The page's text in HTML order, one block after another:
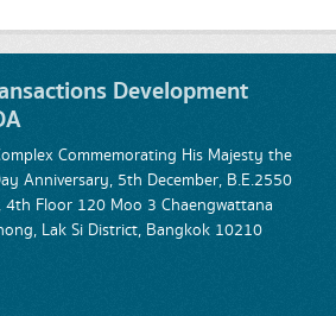
Development
Commemorating His Majesty the
Anniversary, 5th December, B.E.2550
4th Floor 120 Moo 3 Chaengwattana
Lak Si District, Bangkok 10210